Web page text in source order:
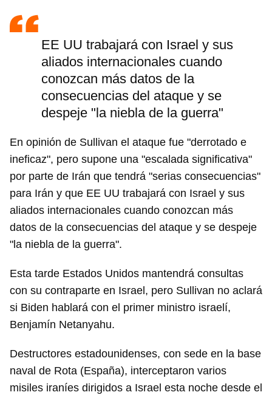
EE UU trabajará con Israel y sus
aliados internacionales cuando
conozcan más datos de la
consecuencias del ataque y se
despeje "la niebla de la guerra"
En opinión de Sullivan el ataque fue "derrotado e
ineficaz", pero supone una "escalada significativa"
por parte de Irán que tendrá "serias consecuencias"
para Irán y que EE UU trabajará con Israel y sus
aliados internacionales cuando conozcan más
datos de la consecuencias del ataque y se despeje
"la niebla de la guerra".
Esta tarde Estados Unidos mantendrá consultas
con su contraparte en Israel, pero Sullivan no aclará
si Biden hablará con el primer ministro israelí,
Benjamín Netanyahu.
Destructores estadounidenses, con sede en la base
naval de Rota (España), interceptaron varios
misiles iraníes dirigidos a Israel esta noche desde el